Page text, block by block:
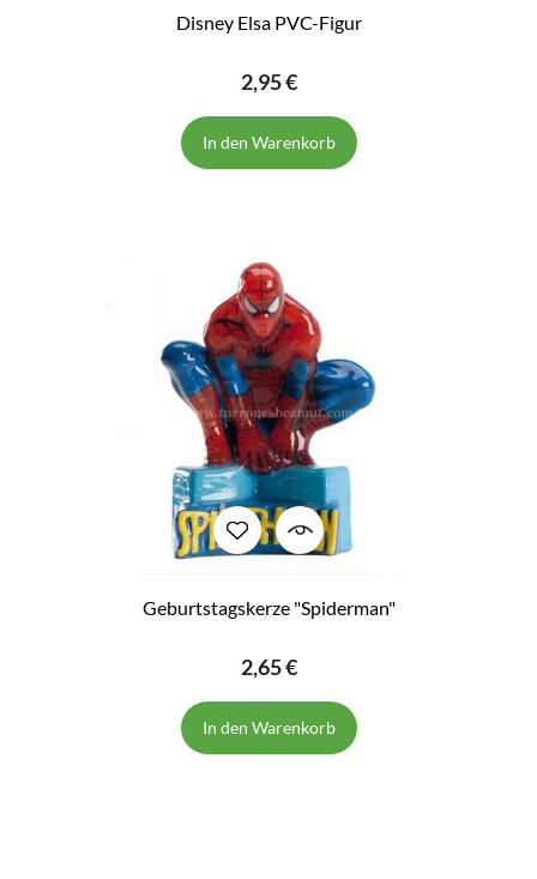
Disney Elsa PVC-Figur
2,95 €
In den Warenkorb
Geburtstagskerze "Spiderman"
2,65 €
In den Warenkorb